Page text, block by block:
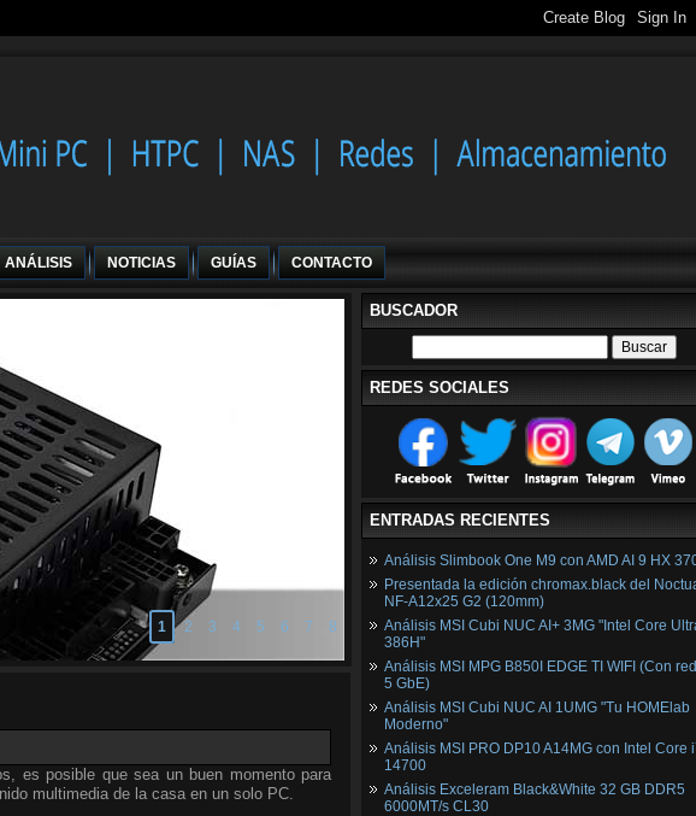
ANÁLISIS NOTICIAS GUÍAS CONTACTO
1 2 3 4 5 6 7 8
es posible que sea un buen momento para
multimedia de la casa en un solo PC.
BUSCADOR
REDES SOCIALES
ENTRADAS RECIENTES
Análisis Slimbook One M9 con AMD AI 9 HX
Presentada la edición chromax.black del
NF‑A12x25 G2 (120mm)
Análisis MSI Cubi NUC AI+ 3MG "Intel Core
386H"
Análisis MSI MPG B850I EDGE TI WIFI (Con
5 GbE)
Análisis MSI Cubi NUC AI 1UMG "Tu HOMElab
Moderno"
Análisis MSI PRO DP10 A14MG con Intel Core
14700
Análisis Exceleram Black&White 32 GB DDR5
6000MT/s CL30